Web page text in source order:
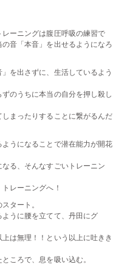
ーニングは腹圧呼吸の練習で
音「本音」を出せるようになろ
を出さずに、生活しているよう
のうちに本当の自分を押し殺し
まったりすることに繋がるんだ
うになることで潜在能力が開花
る、そんなすごいトレーニン
レーニングへ！
タート。
うに腰を立てて、丹田にグ
無理！！という以上に吐きき
ころで、息を吸い込む。